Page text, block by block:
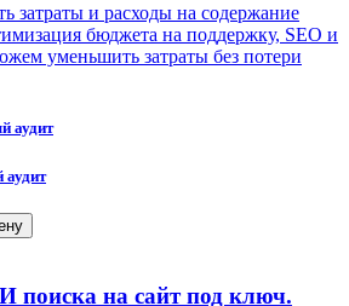
затраты и расходы на содержание
бюджета на поддержку, SEO и
уменьшить затраты без потери
аудит
аудит
поиска на сайт под ключ.